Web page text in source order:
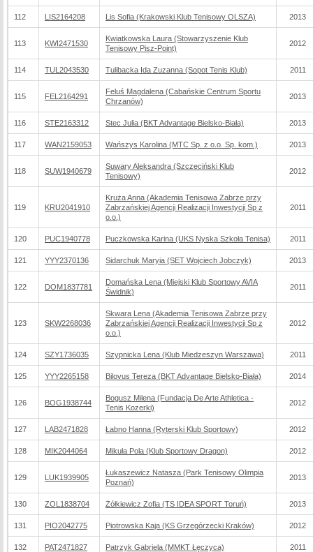
112 LIS2164208 Lis Sofia (Krakowski Klub Tenisowy OLSZA) 2013
113 KWI2471530
Kwiatkowska Laura (Stowarzyszenie Klub
Tenisowy Pisz-Point)
2012
114 TUL2043530 Tulibacka Ida Zuzanna (Sopot Tenis Klub) 2011
115 FEL2164291
Feluś Magdalena (Cabańskie Centrum Sportu
Chrzanów)
2013
116 STE2163312 Stec Julia (BKT Advantage Bielsko-Biała) 2013
117 WAN2159053 Wańszys Karolina (MTC Sp. z o.o. Sp. kom.) 2013
118 SUW1940679
Suwary Aleksandra (Szczeciński Klub
Tenisowy)
2012
119 KRU2041910
Kruża Anna (Akademia Tenisowa Zabrze przy
Zabrzańskiej Agencji Realizacji Inwestycji Sp z
o.o.)
2011
120 PUC1940778 Puczkowska Karina (UKS Nyska Szkoła Tenisa) 2011
121 YYY2370136 Sidarchuk Maryia (SET Wojciech Jobczyk) 2013
122 DOM1837781
Domańska Lena (Miejski Klub Sportowy AVIA
Świdnik)
2011
123 SKW2268036
Skwara Lena (Akademia Tenisowa Zabrze przy
Zabrzańskiej Agencji Realizacji Inwestycji Sp z
o.o.)
2012
124 SZY1736035 Szypnicka Lena (Klub Miedzeszyn Warszawa) 2011
125 YYY2265158 Bilovus Tereza (BKT Advantage Bielsko-Biała) 2014
126 BOG1938744
Bogusz Milena (Fundacja De Arte Athletica -
Tenis Kozerki)
2012
127 LAB2471828 Łabno Hanna (Ryterski Klub Sportowy) 2012
128 MIK2044064 Mikuła Pola (Klub Sportowy Dragon) 2012
129 LUK1939905
Łukaszewicz Natasza (Park Tenisowy Olimpia
Poznań)
2013
130 ZOL1838704 Żółkiewicz Zofia (TS IDEA SPORT Toruń) 2013
131 PIO2042775 Piotrowska Kaja (KS Grzegórzecki Kraków) 2012
132 PAT2471827 Patrzyk Gabriela (MMKT Łęczyca) 2011